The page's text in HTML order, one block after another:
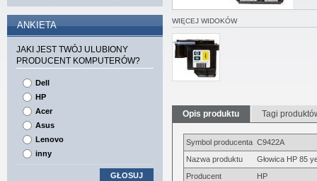
WIĘCEJ WIDOKÓW
Opis produktu Tagi
Symbol producenta C9422A
Nazwa produktu
Głowica HP 85
Producent
HP
ANKIETA
JAKI JEST TWÓJ ULUBIONY
PRODUCENT KOMPUTERÓW?
Dell
HP
Acer
Asus
Lenovo
inny
GŁOSUJ